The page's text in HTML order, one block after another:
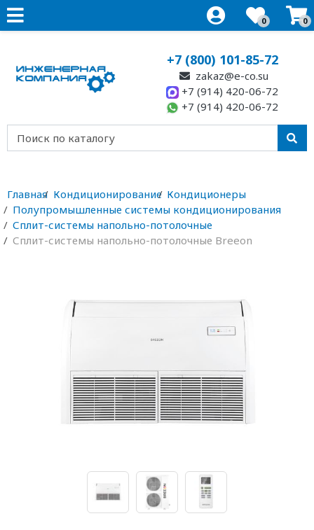
0 0
+7 (800) 101-85-72
zakaz@e-co.su
+7 (914) 420-06-72
+7 (914) 420-06-72
Главная Кондиционирование Кондиционеры
Полупромышленные системы кондиционирования
Сплит-системы напольно-потолочные
Сплит-системы напольно-потолочные Breeon